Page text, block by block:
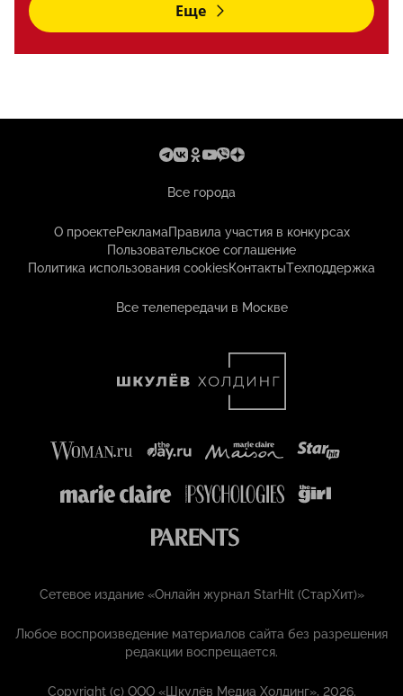
Еще
Все города
О проектеРекламаПравила участия в конкурсах
Пользовательское соглашение
Политика использования cookiesКонтактыТехподдержка
Все телепередачи в Москве
Сетевое издание «Онлайн журнал StarHit (СтарХит)»
Любое воспроизведение материалов сайта без разрешения
редакции воспрещается.
Copyright (с) ООО «Шкулёв Медиа Холдинг», 2026.